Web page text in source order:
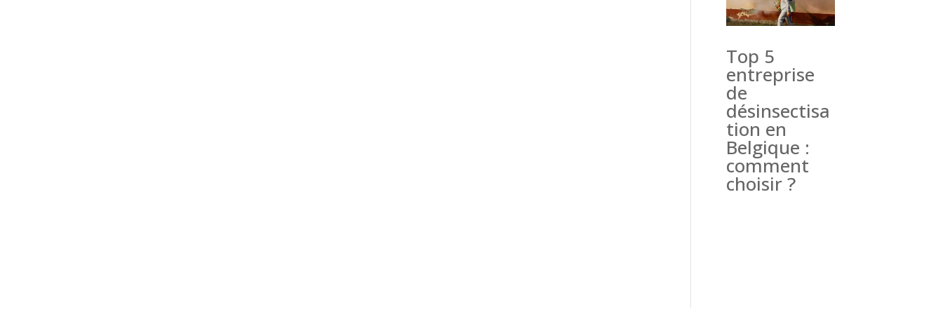
Top 5
entreprise
de
désinsectisa
tion en
Belgique :
comment
choisir ?